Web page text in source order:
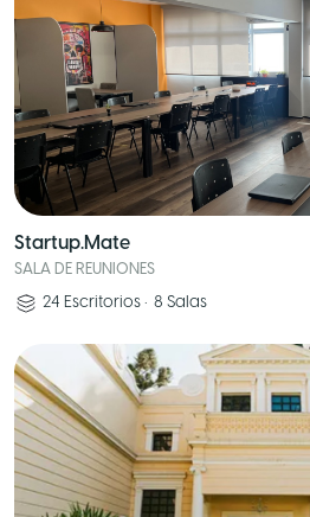
Startup.Mate
SALA DE REUNIONES
24 Escritorios • 8 Salas